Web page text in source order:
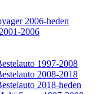
2006-heden
2006
1997-2008
2008-2018
2018-heden